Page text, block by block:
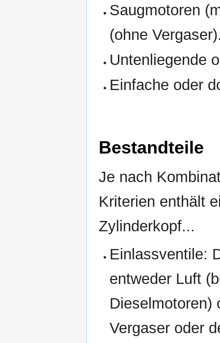
Saugmotoren
(ohne
Untenliegende
Einfache oder
Bestandteile
Je nach
Kriterien enthält
Zylinderkopf...
Einlassventile:
entweder Luft
Dieselmotoren)
Vergaser oder